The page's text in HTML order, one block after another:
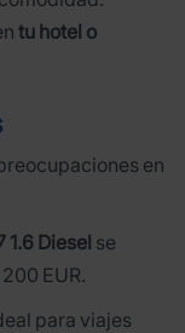
tu hotel o
en
1.6 Diesel se
EUR.
para viajes